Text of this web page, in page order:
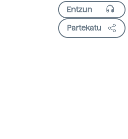
Partekatu